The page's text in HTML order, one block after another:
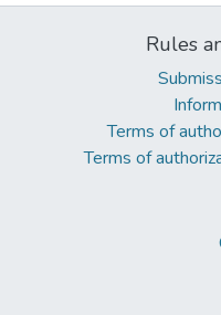
Rules
Terms of
Terms of